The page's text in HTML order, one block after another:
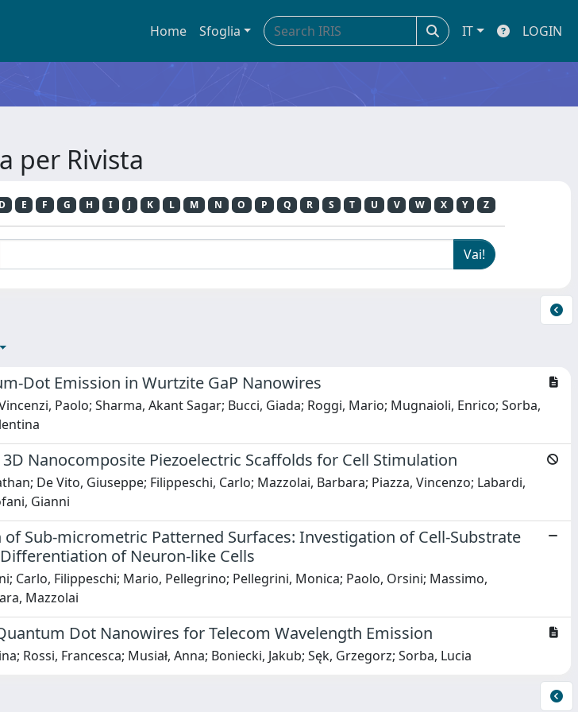
Home Sfoglia IT LOGIN
per Rivista
D E F G H I J K L M N O P Q R S T U V W X Y Z
Dot Emission in Wurtzite GaP Nanowires
Paolo; Sharma, Akant Sagar; Bucci, Giada; Roggi, Mario; Mugnaioli, Enrico; Sorba,
Nanocomposite Piezoelectric Scaffolds for Cell Stimulation
De Vito, Giuseppe; Filippeschi, Carlo; Mazzolai, Barbara; Piazza, Vincenzo; Labardi,
Gianni
Sub-micrometric Patterned Surfaces: Investigation of Cell-Substrate
of Neuron-like Cells
Carlo, Filippeschi; Mario, Pellegrino; Pellegrini, Monica; Paolo, Orsini; Massimo,
Mazzolai
Dot Nanowires for Telecom Wavelength Emission
Rossi, Francesca; Musiał, Anna; Boniecki, Jakub; Sęk, Grzegorz; Sorba, Lucia